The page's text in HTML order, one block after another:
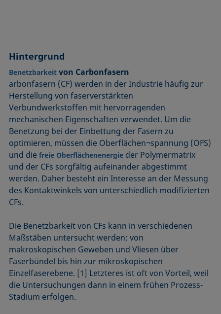
Hintergrund
Benetzbarkeit von Carbonfasern
arbonfasern (CF) werden in der Industrie häufig zur
Herstellung von faserverstärkten
Verbundwerkstoffen mit hervorragenden
mechanischen Eigenschaften verwendet. Um die
Benetzung bei der Einbettung der Fasern zu
optimieren, müssen die Oberflächen¬spannung (OFS)
und diefreie Oberflächenenergie der Polymermatrix
und der CFs sorgfältig aufeinander abgestimmt
werden. Daher besteht ein Interesse an der Messung
des Kontaktwinkels von unterschiedlich modifizierten
CFs.
Die Benetzbarkeit von CFs kann in verschiedenen
Maßstäben untersucht werden: von
makroskopischen Geweben und Vliesen über
Faserbündel bis hin zur mikroskopischen
Einzelfaserebene. [1] Letzteres ist oft von Vorteil, weil
die Untersuchungen dann in einem frühen Prozess-
Stadium erfolgen.